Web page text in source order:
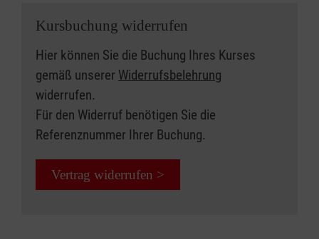
Kursbuchung widerrufen
Hier können Sie die Buchung Ihres Kurses
gemäß unserer Widerrufsbelehrung
widerrufen.
Für den Widerruf benötigen Sie die
Referenznummer Ihrer Buchung.
Vertrag widerrufen >